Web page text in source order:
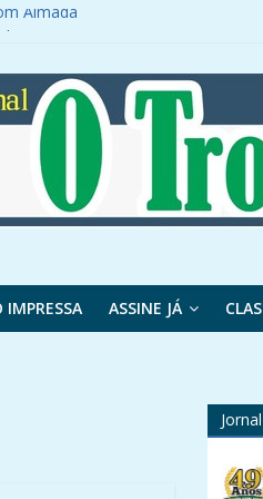
Almada
IMPRESSA ASSINE JÁ